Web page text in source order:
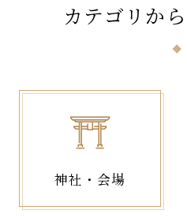
カテゴリ から
神社・会場